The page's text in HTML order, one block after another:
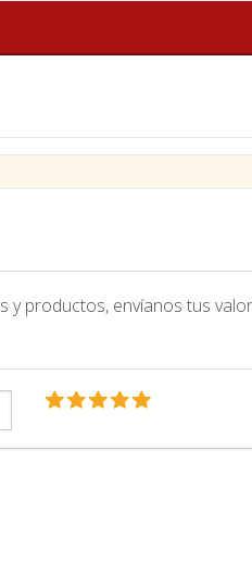
productos, envíanos tus